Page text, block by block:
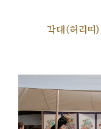
각대(허리띠)